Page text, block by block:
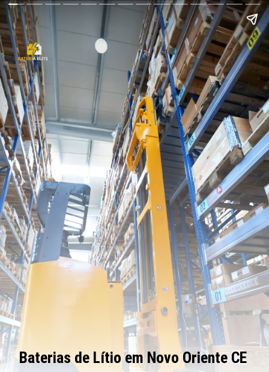
Baterias de Lítio em Novo Oriente CE